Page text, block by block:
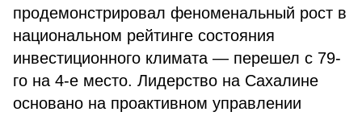
продемонстрировал феноменальный рост в
национальном рейтинге состояния
инвестиционного климата — перешел с 79-
го на 4-е место. Лидерство на Сахалине
основано на проактивном управлении